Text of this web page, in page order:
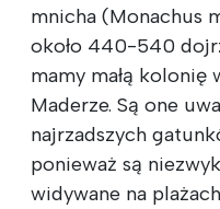
mnicha (Monachus
około 440-540
mamy małą kolonię
Maderze. Są one
najrzadszych
ponieważ są
widywane na